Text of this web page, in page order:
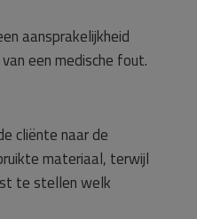
aansprakelijkheid
een medische fout.
cliënte naar de
materiaal, terwijl
te stellen welk